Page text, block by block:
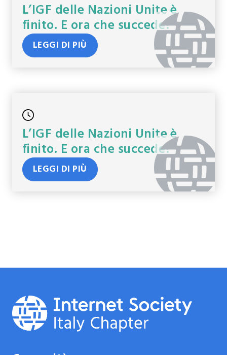
L’IGF delle Nazioni Unite è
finito. E ora che succede?
LEGGI DI PIÙ
L’IGF delle Nazioni Unite è
finito. E ora che succede?
LEGGI DI PIÙ